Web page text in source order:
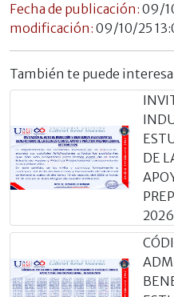
Fecha de publicación: 09/
modificación: 09/10/25
También te puede
DE
2026